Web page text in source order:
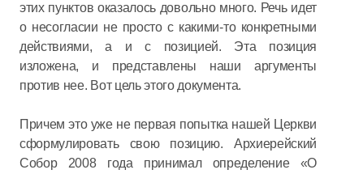
этих пунктов оказалось довольно много. Речь идет
о несогласии не просто с какими-то конкретными
действиями, а и с позицией. Эта позиция
изложена, и представлены наши аргументы
против нее. Вот цель этого документа.
Причем это уже не первая попытка нашей Церкви
сформулировать свою позицию. Архиерейский
Собор 2008 года принимал определение «О